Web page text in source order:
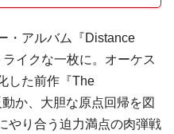
・アルバム『Distance
イクな一枚に。オーケス
した前作『The
か、大胆な原点回帰を図
やり合う迫力満点の肉弾戦